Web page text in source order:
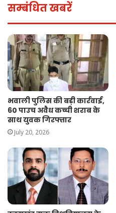
सम्बंधित खबरें
भवाली पुलिस की बड़ी कार्रवाई,
60 पाउच अवैध कच्ची शराब के
साथ युवक गिरफ्तार
July 20, 2026